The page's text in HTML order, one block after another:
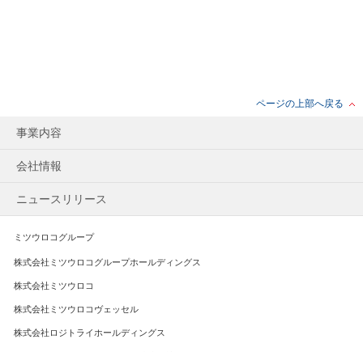
ページの上部へ戻る
事業内容
会社情報
ニュースリリース
ミツウロコグループ
株式会社ミツウロコグループホールディングス
株式会社ミツウロコ
株式会社ミツウロコヴェッセル
株式会社ロジトライホールディングス